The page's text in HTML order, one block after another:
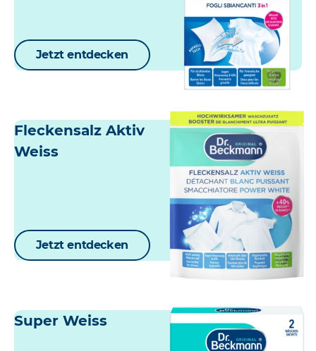
Jetzt entdecken
Fleckensalz Aktiv
Weiss
Jetzt entdecken
Super Weiss